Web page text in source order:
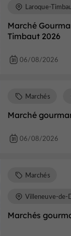
Marché
Timbaut 2026
Laroque-
06/08/2026
Marché
Marchés
06/08/2026
Marchés
Marchés
Villeneuve-de-